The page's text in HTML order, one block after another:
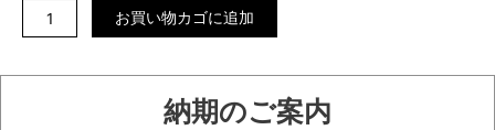
NISSAN
STAGEA
お買い物カゴに追加
納期のご案内